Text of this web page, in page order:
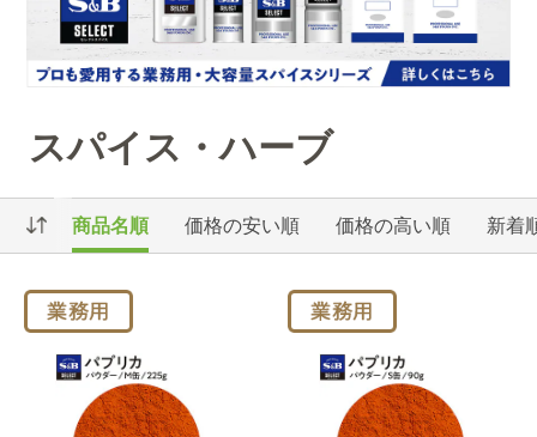
スパイス・ハーブ
商品名順 価格の安い順 価格の高い順 新着